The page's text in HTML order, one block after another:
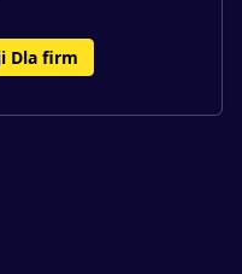
Dla firm